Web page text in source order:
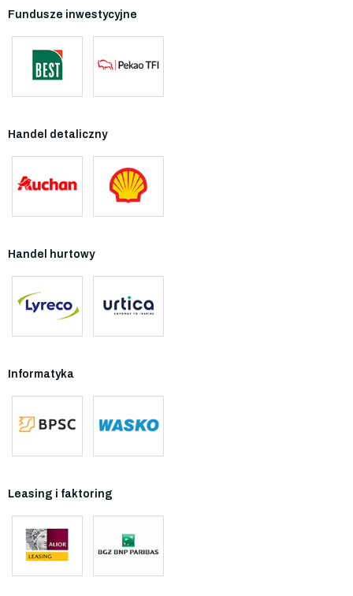
Fundusze inwestycyjne
Handel detaliczny
Handel hurtowy
Informatyka
Leasing i faktoring